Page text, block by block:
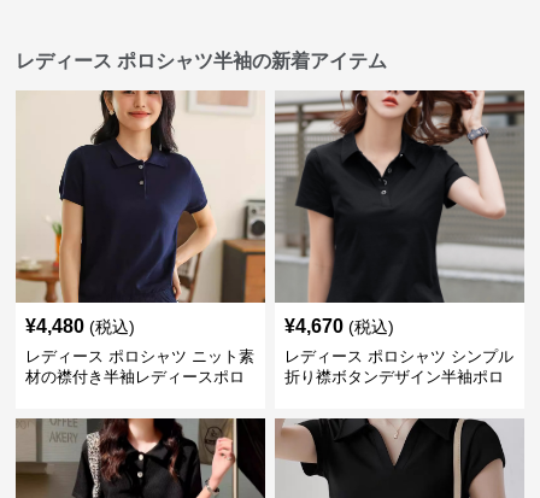
レディース ポロシャツ半袖の新着アイテム
¥4,480 (税込)
レディース ポロシャツ ニット素
材の襟付き半袖レディースポロ
¥4,670 (税込)
レディース ポロシャツ シンプル
折り襟ボタンデザイン半袖ポロ